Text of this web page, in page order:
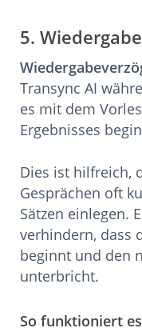
5.
Transync AI
es mit dem
Ergebnisses
Dies ist hilfreich,
Gesprächen oft
Sätzen einlegen.
verhindern, dass
beginnt und den
unterbricht.
So funktioniert es